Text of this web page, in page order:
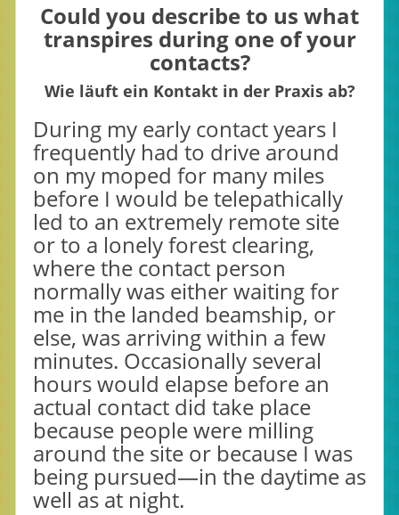
Could you describe to us what
transpires during one of your
contacts?
Wie läuft ein Kontakt in der Praxis ab?
During my early contact years I
frequently had to drive around
on my moped for many miles
before I would be telepathically
led to an extremely remote site
or to a lonely forest clearing,
where the contact person
normally was either waiting for
me in the landed beamship, or
else, was arriving within a few
minutes. Occasionally several
hours would elapse before an
actual contact did take place
because people were milling
around the site or because I was
being pursued—in the daytime as
well as at night.